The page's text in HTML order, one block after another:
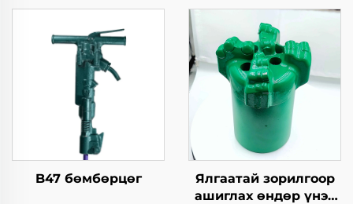
сонголт
B47 бөмбөрцөг
Ялгаатай зорилгоор
ашиглах өндөр үнэт